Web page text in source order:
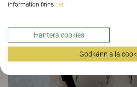
information finns här.
Hantera cookies
Godkänn alla